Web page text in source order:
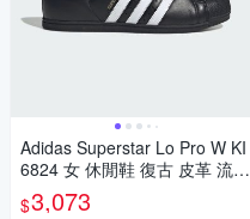
Adidas Superstar Lo Pro W KI
6824 女 休閒鞋 復古 皮革 流行
黑 貝殼鞋 薄底
$3,073